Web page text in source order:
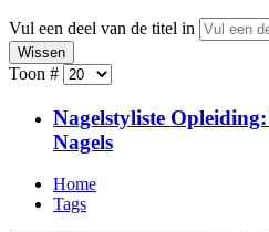
Vul een deel van de titel in
Wissen
Toon #
Nagelstyliste
Nagels
Home
Tags